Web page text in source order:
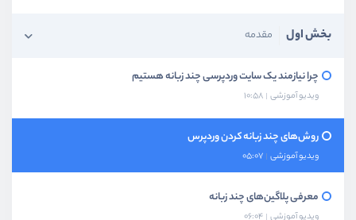
بخش اول مقدمه
چرا نیازمند یک سایت وردپرسی چند زبانه هستیم
ویدیو آموزشی 10:58
روش‌های چند زبانه کردن وردپرس
ویدیو آموزشی 05:07
معرفی پلاگین‌های چند زبانه
ویدیو آموزشی 06:04